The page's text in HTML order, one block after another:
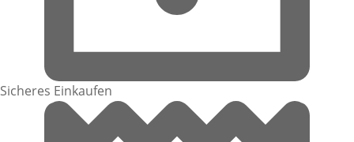
Sicheres Einkaufen